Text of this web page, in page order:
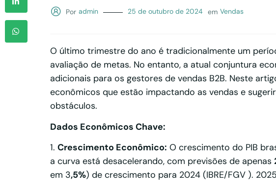
Por admin 25 de outubro de 2024 em Vendas
O último trimestre do ano é tradicionalmente um
avaliação de metas. No entanto, a atual conjuntura
adicionais para os gestores de vendas B2B. Neste
econômicos que estão impactando as vendas e
obstáculos.
Dados Econômicos Chave:
1. Crescimento Econômico: O crescimento do PIB
a curva está desacelerando, com previsões de apenas
em 3,5%) de crescimento para 2024 (IBRE/FGV ).